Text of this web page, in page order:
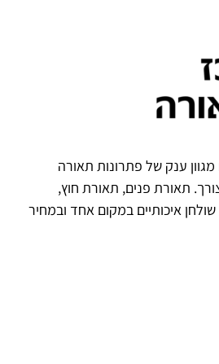
ענק של פתרונות תאורה
תאורת פנים, תאורת חוץ,
איכותיים במקום אחד ובמחיר